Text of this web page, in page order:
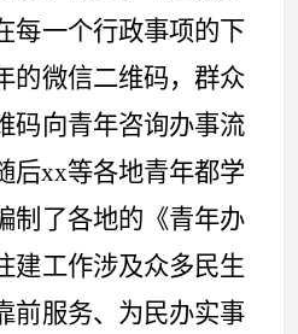
每一个行政事项的下
的微信二维码，群众
码向青年咨询办事流
后xx等各地青年都学
制了各地的《青年办
建工作涉及众多民生
前服务、为民办实事